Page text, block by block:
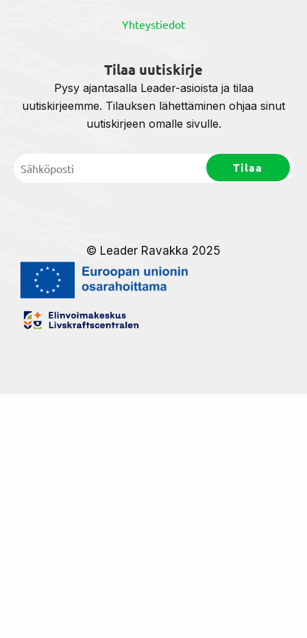
Yhteystiedot
Tilaa uutiskirje
Pysy ajantasalla Leader-asioista ja tilaa
uutiskirjeemme. Tilauksen lähettäminen ohjaa sinut
uutiskirjeen omalle sivulle.
© Leader Ravakka 2025